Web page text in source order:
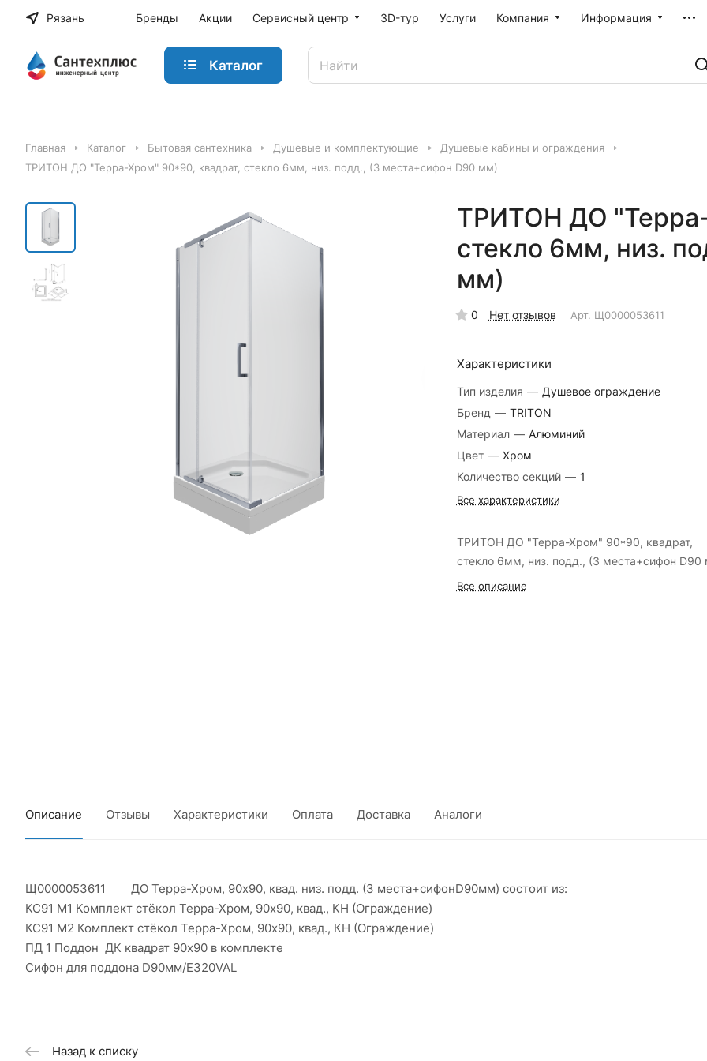
Рязань Бренды Акции Сервисный центр 3D-тур Услуги Компания Информация
Каталог
Главная Каталог Бытовая сантехника Душевые и комплектующие
Душевые кабины и ограждения
ТРИТОН ДО "Терра-Хром" 90*90, квадрат, стекло 6мм, низ. подд., (3 места+сифон D90 мм)
ТРИТОН ДО
стекло 6мм, низ.
мм)
0 Нет отзывов Арт. Щ0000053611
Характеристики
Тип изделия — Душевое ограждение
Бренд — TRITON
Материал — Алюминий
Цвет — Хром
Количество секций — 1
Все характеристики
ТРИТОН ДО "Терра-Хром" 90*90, квадрат,
стекло 6мм, низ. подд., (3 места+сифон
Все описание
Описание Отзывы Характеристики Оплата Доставка Аналоги
Щ0000053611 ДО Терра-Хром, 90х90, квад. низ. подд. (3 места+сифонD90мм) состоит из:
КС91 М1 Комплект стёкол Терра-Хром, 90х90, квад., КН (Ограждение)
КС91 М2 Комплект стёкол Терра-Хром, 90х90, квад., КН (Ограждение)
ПД 1 Поддон ДК квадрат 90х90 в комплекте
Сифон для поддона D90мм/E320VAL
Назад к списку